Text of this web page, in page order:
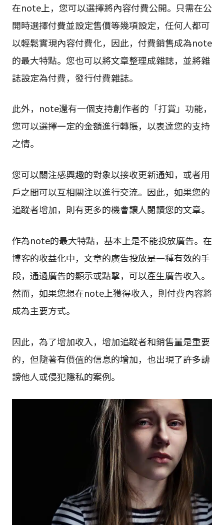
在note上，您可以選擇將內容付費公開。只需在公
開時選擇付費並設定售價等幾項設定，任何人都可
以輕鬆實現內容付費化，因此，付費銷售成為note
的最大特點。您也可以將文章整理成雜誌，並將雜
誌設定為付費，發行付費雜誌。
此外，note還有一個支持創作者的「打賞」功能，
您可以選擇一定的金額進行轉賬，以表達您的支持
之情。
您可以關注感興趣的對象以接收更新通知，或者用
戶之間可以互相關注以進行交流。因此，如果您的
追蹤者增加，則有更多的機會讓人閱讀您的文章。
作為note的最大特點，基本上是不能投放廣告。在
博客的收益化中，文章的廣告投放是一種有效的手
段，通過廣告的顯示或點擊，可以產生廣告收入。
然而，如果您想在note上獲得收入，則付費內容將
成為主要方式。
因此，為了增加收入，增加追蹤者和銷售量是重要
的，但隨著有價值的信息的增加，也出現了許多誹
謗他人或侵犯隱私的案例。